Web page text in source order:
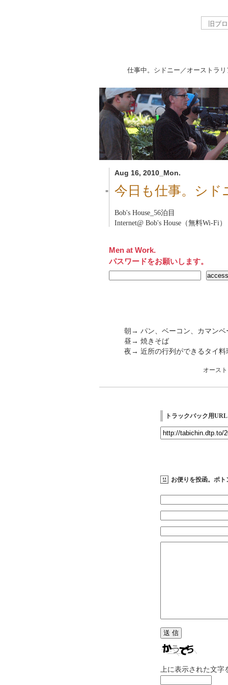
仕事中。シドニー／オーストラリ
Aug 16, 2010_Mon.
■ 今日も仕事。シド
Bob's House_56泊目
Internet@ Bob's House（無料Wi-Fi）
Men at Work.
パスワードをお願いします。
朝→ パン、ベーコン、カマンベ
昼→ 焼きそば
夜→ 近所の行列ができるタイ料
オース
トラックバック用URL
お便りを投函。ポト
上に表示された文